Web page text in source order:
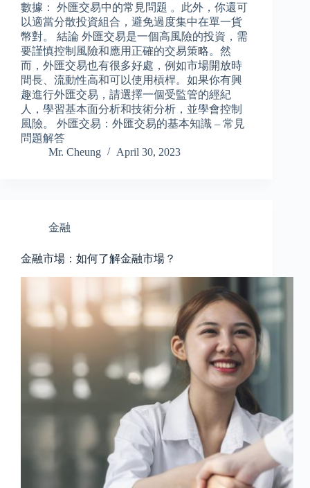
數據： 外匯交易中的常見問題 。此外，你還可
以適當分散投資組合，避免過度集中在單一貨
幣對。 結論 外匯交易是一個高風險的投資，需
要謹慎控制風險和應用正確的交易策略。然
而，外匯交易也有很多好處，例如市場開放時
間長、流動性高和可以使用槓桿。如果你有興
趣進行外匯交易，請選擇一個受監管的經紀
人，學習基本面分析和技術分析，並學會控制
風險。 外匯交易：外匯交易的基本知識 – 常見
問題解答
Mr. Cheung
April 30, 2023
金融
金融市場：如何了解金融市場？